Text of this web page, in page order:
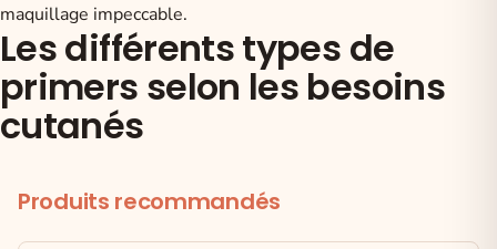
maquillage impeccable.
Les différents types de
primers selon les besoins
cutanés
Produits recommandés